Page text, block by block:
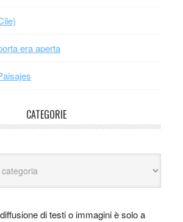
era aperta
CATEGORIE
di testi o immagini è solo a